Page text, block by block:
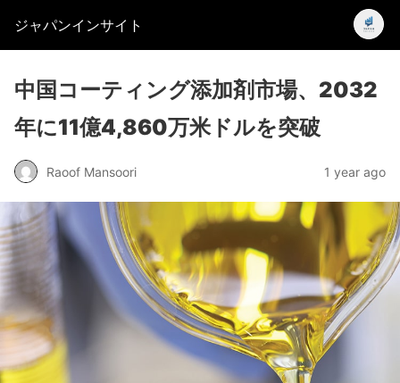
ジャパンインサイト
中国コーティング添加剤市場、2032
年に11億4,860万米ドルを突破
Raoof Mansoori 1 year ago